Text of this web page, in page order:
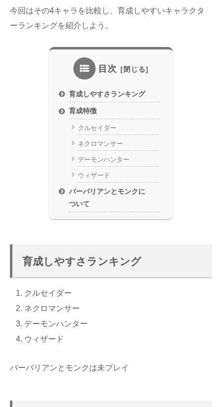
今回はその4キャラを比較し、育成しやすいキャラクタ
ーランキングを紹介しよう。
目次
育成しやすさランキング
育成特徴
クルセイダー
ネクロマンサー
デーモンハンター
ウィザード
バーバリアンとモンクに
ついて
育成しやすさランキング
クルセイダー
ネクロマンサー
デーモンハンター
ウィザード
バーバリアンとモンクは未プレイ